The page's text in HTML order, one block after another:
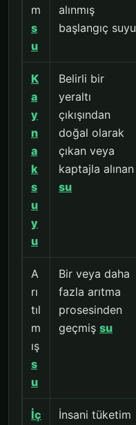
m
s
u
alınmış
başlangıç suyu
K
a
y
n
a
k
s
u
y
u
Belirli bir
yeraltı
çıkışından
doğal olarak
çıkan veya
kaptajla alınan
su
A
rı
tıl
m
ış
s
u
Bir veya daha
fazla arıtma
prosesinden
geçmiş su
İç
İnsani tüketim